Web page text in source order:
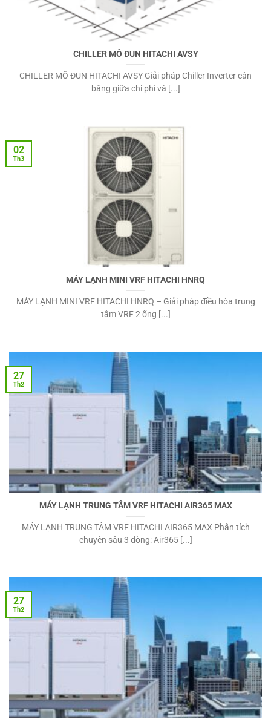
CHILLER MÔ ĐUN HITACHI AVSY
CHILLER MÔ ĐUN HITACHI AVSY Giải pháp Chiller Inverter cân
bằng giữa chi phí và [...]
MÁY LẠNH MINI VRF HITACHI HNRQ
MÁY LẠNH MINI VRF HITACHI HNRQ – Giải pháp điều hòa trung
tâm VRF 2 ống [...]
02
Th3
MÁY LẠNH TRUNG TÂM VRF HITACHI AIR365 MAX
MÁY LẠNH TRUNG TÂM VRF HITACHI AIR365 MAX Phân tích
chuyên sâu 3 dòng: Air365 [...]
27
Th2
27
Th2